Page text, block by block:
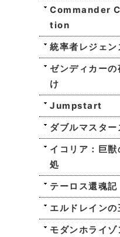
Commander
tion
統率者レジェン
ゼンディカーの
け
Jumpstart
ダブルマスター
イコリア：巨獣
処
テーロス還魂記
エルドレインの
モダンホライゾ